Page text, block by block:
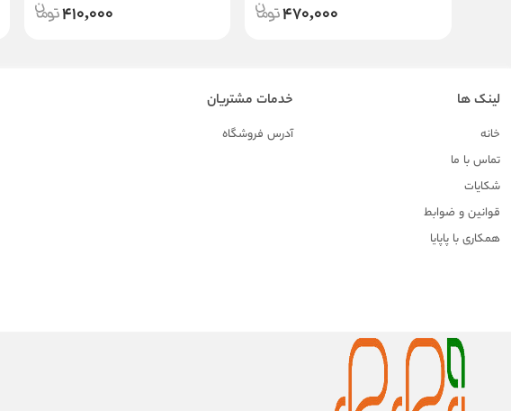
470,000
410,000
لینک ها
خانه
تماس با ما
شکایات
قوانین و ضوابط
همکاری با پاپایا
خدمات مشتریان
آدرس فروشگاه